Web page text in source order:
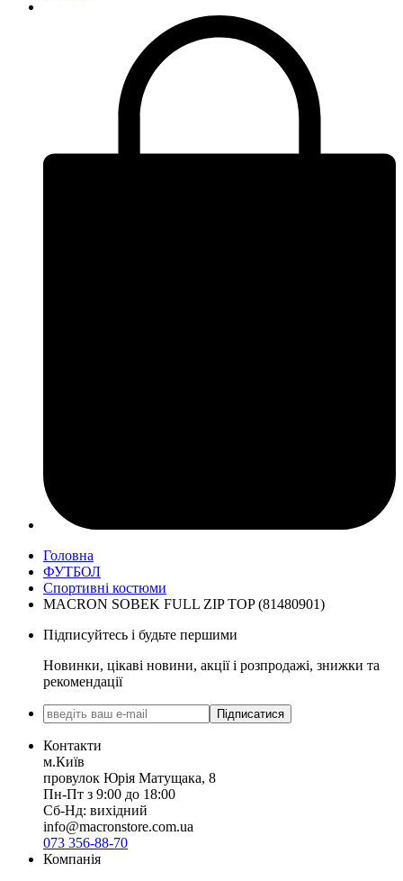
Головна
ФУТБОЛ
Спортивні костюми
MACRON SOBEK FULL ZIP TOP (81480901)
Підписуйтесь і будьте першими
Новинки, цікаві новини, акції і розпродажі, знижки та
рекомендації
Підписатися
Контакти
м.Київ
провулок Юрія Матущака, 8
Пн-Пт з 9:00 до 18:00
Сб-Нд: вихідний
info@macronstore.com.ua
073 356-88-70
Компанія